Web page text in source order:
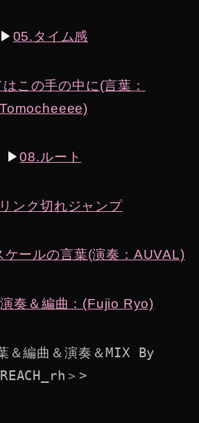
▶︎ 05.タイム感
この手の中に(言葉：
Tomocheeee)
▶︎08.ルート
ンク切れジャンプ
ケールの言葉(演奏：AUVAL)
奏＆編曲：(Fujio Ryo)
＆編曲＆演奏＆MIX By
REACH_rh＞>